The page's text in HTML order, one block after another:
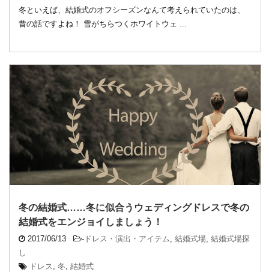
冬といえば、結婚式のオフシーズンなんて考えられていたのは、
昔の話ですよね！ 雪がちらつくホワイトウェ ...
冬の結婚式……冬に似合うウェディングドレスで冬の
結婚式をエンジョイしましょう！
2017/06/13 - ドレス・演出・アイテム, 結婚式場, 結婚式場探
し
ドレス , 冬, 結婚式